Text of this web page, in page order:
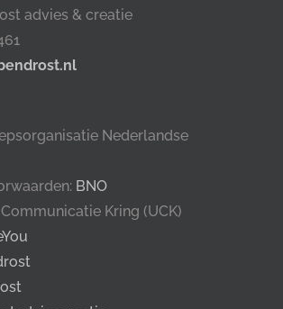
advies & creatie
Nederlandse
BNO
Kring (UCK)